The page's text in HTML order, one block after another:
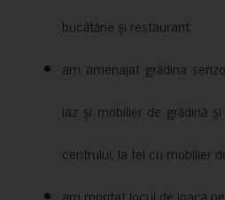
bucătărie și restaurant;
am amenajat grădina
iaz și mobilier de grădină
centrului, la fel cu mobilier